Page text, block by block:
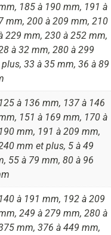
185 à 190 mm, 191 à
mm, 200 à 209 mm, 210
229 mm, 230 à 252 mm,
à 32 mm, 280 à 299
33 à 35 mm, 36 à 89
à 136 mm, 137 à 146
151 à 169 mm, 170 à
mm, 191 à 209 mm,
mm et plus, 5 à 49
55 à 79 mm, 80 à 96
à 191 mm, 192 à 209
249 à 279 mm, 280 à
mm, 376 à 449 mm,